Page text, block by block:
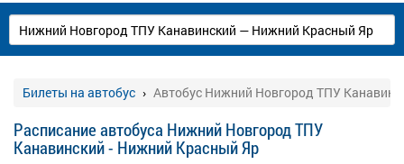
Билеты на автобус Автобус Нижний Новгород ТПУ
Расписание автобуса Нижний Новгород ТПУ
Канавинский - Нижний Красный Яр